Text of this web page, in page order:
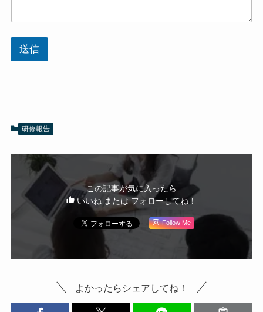
送信
研修報告
この記事が気に入ったら
いいね または フォローしてね！
Follow Me
よかったらシェアしてね！